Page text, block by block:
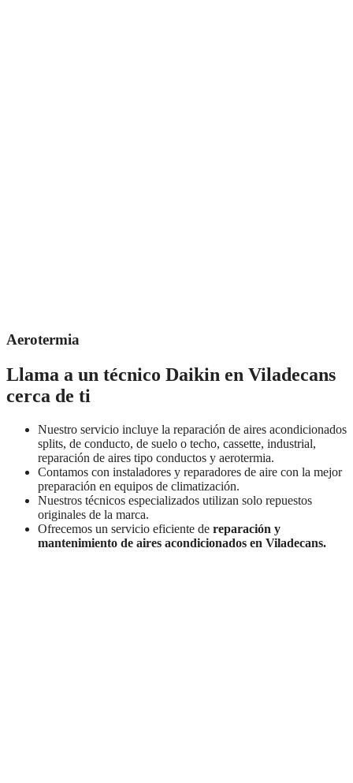
Aerotermia
Llama a un técnico Daikin en Viladecans
cerca de ti
Nuestro servicio incluye la reparación de aires acondicionados
splits, de conducto, de suelo o techo, cassette, industrial,
reparación de aires tipo conductos y aerotermia.
Contamos con instaladores y reparadores de aire con la mejor
preparación en equipos de climatización.
Nuestros técnicos especializados utilizan solo repuestos
originales de la marca.
Ofrecemos un servicio eficiente de reparación y
mantenimiento de aires acondicionados en Viladecans.